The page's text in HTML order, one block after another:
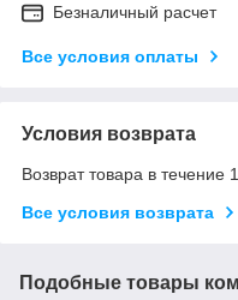
Безналичный расчет
Все условия оплаты
Условия возврата
Возврат товара в течение
Все условия возврата
Подобные товары